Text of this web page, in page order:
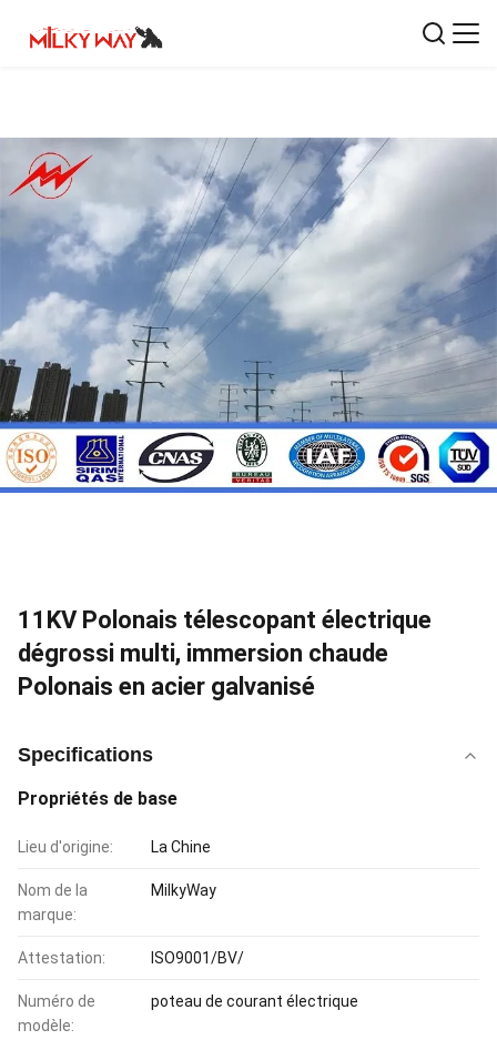
11KV Polonais télescopant électrique
dégrossi multi, immersion chaude
Polonais en acier galvanisé
Specifications
Propriétés de base
Lieu d'origine: La Chine
Nom de la
marque:
MilkyWay
Attestation: ISO9001/BV/
Numéro de
modèle:
poteau de courant électrique